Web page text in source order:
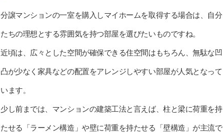
分譲マンションの一室を購入しマイホームを取得する場合は、自分
たちの理想とする雰囲気を持つ部屋を選びたいものですね。
近頃は、広々とした空間が確保できる住空間はもちろん、無駄な凹
凸が少なく家具などの配置をアレンジしやすい部屋が人気となって
います。
少し前までは、マンションの建築工法と言えば、柱と梁に荷重を持
たせる「ラーメン構造」や壁に荷重を持たせる「壁構造」が主流で